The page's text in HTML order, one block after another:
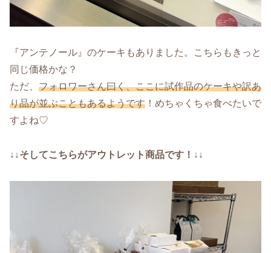
『アンテノール』のケーキもありました。こちらもきっと
同じ価格かな？
ただ、 フォロワーさん曰く、ここに試作品のケーキや訳あ
り品が並ぶこともあるようです ！めちゃくちゃ食べたいで
すよね♡
↓↓そしてこちらがアウトレット商品です！↓↓